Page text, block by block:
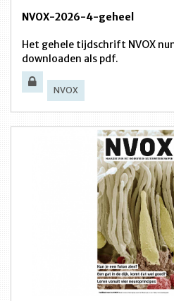
NVOX-2026-4-geheel
Het gehele tijdschrift NVOX
downloaden als pdf.
NVOX